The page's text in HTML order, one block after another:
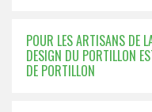
POUR LES ARTISANS DE
DESIGN DU PORTILLON
DE PORTILLON